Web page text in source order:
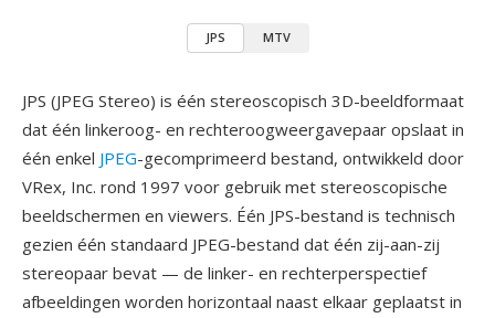
JPS MTV
JPS (JPEG Stereo) is één stereoscopisch 3D-beeldformaat
dat één linkeroog- en rechteroogweergavepaar opslaat in
één enkel JPEG-gecomprimeerd bestand, ontwikkeld door
VRex, Inc. rond 1997 voor gebruik met stereoscopische
beeldschermen en viewers. Één JPS-bestand is technisch
gezien één standaard JPEG-bestand dat één zij-aan-zij
stereopaar bevat — de linker- en rechterperspectief
afbeeldingen worden horizontaal naast elkaar geplaatst in